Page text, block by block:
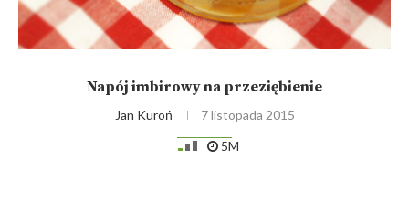
Napój imbirowy na przeziębienie
Jan Kuroń
7 listopada 2015
5M